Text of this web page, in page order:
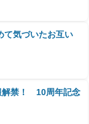
気づいたお互い
解禁！ 10周年記念